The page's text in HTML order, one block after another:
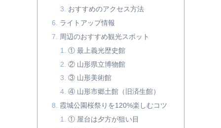
おすすめのアクセス方法
ライトアップ情報
周辺のおすすめ観光スポット
① 最上義光歴史館
② 山形県立博物館
③ 山形美術館
④ 山形市郷土館（旧済生館）
霞城公園桜祭りを120%楽しむコツ
① 屋台は夕方が狙い目